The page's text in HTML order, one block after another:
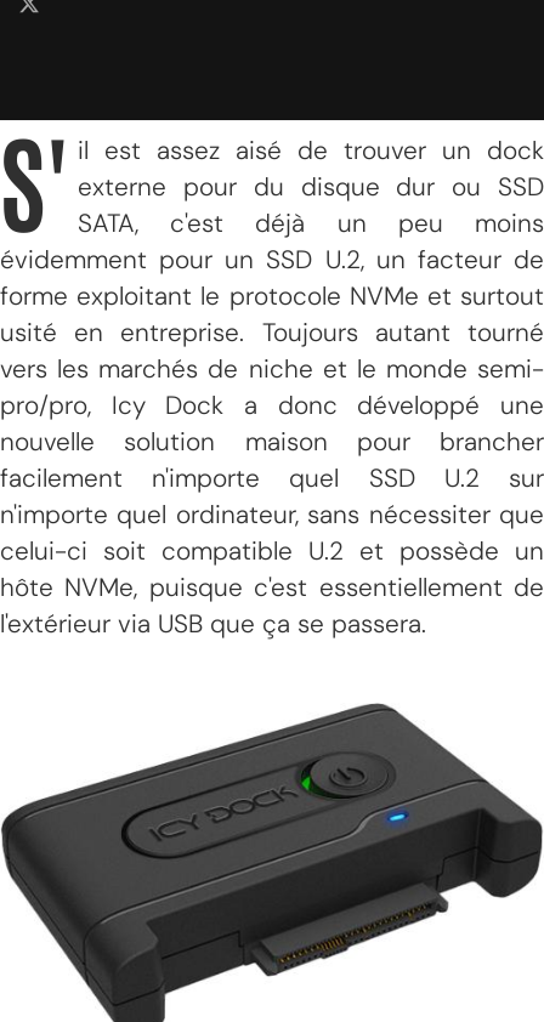
S' il est assez aisé de trouver un dock
externe pour du disque dur ou SSD
SATA, c'est déjà un peu moins
évidemment pour un SSD U.2, un facteur de
forme exploitant le protocole NVMe et surtout
usité en entreprise. Toujours autant tourné
vers les marchés de niche et le monde semi-
pro/pro, Icy Dock a donc développé une
nouvelle solution maison pour brancher
facilement n'importe quel SSD U.2 sur
n'importe quel ordinateur, sans nécessiter que
celui-ci soit compatible U.2 et possède un
hôte NVMe, puisque c'est essentiellement de
l'extérieur via USB que ça se passera.